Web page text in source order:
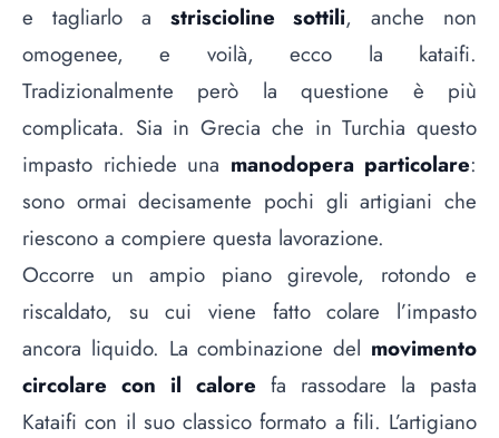
e tagliarlo a striscioline sottili, anche non
omogenee, e voilà, ecco la kataifi.
Tradizionalmente però la questione è più
complicata. Sia in Grecia che in Turchia questo
impasto richiede una manodopera particolare:
sono ormai decisamente pochi gli artigiani che
riescono a compiere questa lavorazione.
Occorre un ampio piano girevole, rotondo e
riscaldato, su cui viene fatto colare l’impasto
ancora liquido. La combinazione del movimento
circolare con il calore fa rassodare la pasta
Kataifi con il suo classico formato a fili. L’artigiano